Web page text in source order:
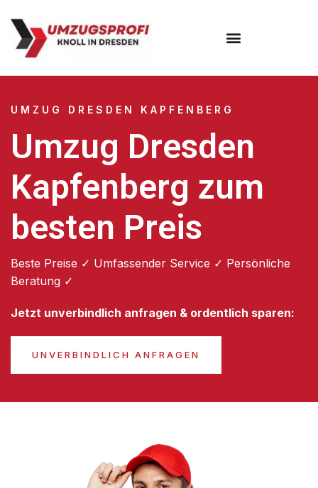
UMZUG DRESDEN KAPFENBERG
Umzug Dresden
Kapfenberg zum
besten Preis
Beste Preise ✓ Umfassender Service ✓ Persönliche
Beratung ✓
Jetzt unverbindlich anfragen & ordentlich sparen:
UNVERBINDLICH ANFRAGEN